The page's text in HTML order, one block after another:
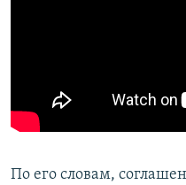
По его словам,